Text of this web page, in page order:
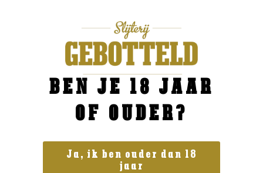
Blended Malt
Chichibu Ichiros malt & grain
BEN JE 18 JAAR
OF OUDER?
Ja, ik ben ouder dan 18
jaar